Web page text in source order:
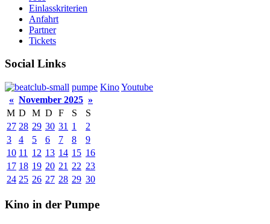
Einlasskriterien
Anfahrt
Partner
Tickets
Social Links
pumpe KinoYoutube
« November 2025 »
M D M D F S
S
27 28 29 30 31 1
2
3
4 5 6 7 8
9
10 11 12 13 14 15 16
17 18 19 20 21 22 23
24 25 26 27 28 29 30
Kino in der Pumpe